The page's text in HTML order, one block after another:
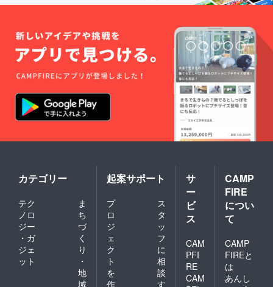
カテゴリー
テク
ノロ
ジー
・ガ
ジェ
ット
ま
ち
づ
く
り
・
地
域
起案サポート
プ
ロ
ジ
ェ
ク
ト
を
作
ス
タ
ッ
フ
に
相
談
す
サ
ー
ビ
ス
CAM
PFI
RE
CAM
CAMP
FIRE
につい
て
CAMP
FIREと
は
あんし